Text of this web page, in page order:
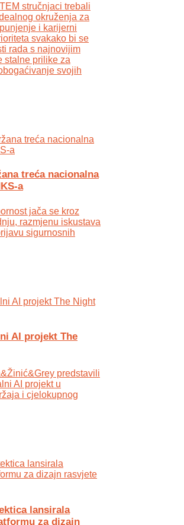
stručnjaci trebali
okruženja za
i karijerni
svakako bi se
rada s najnovijim
stalne prilike za
svojih
treća nacionalna
a
jača se kroz
razmjenu iskustava
sigurnosnih
AI projekt The
predstavili
AI projekt u
i cjelokupnog
lansirala
za dizajn